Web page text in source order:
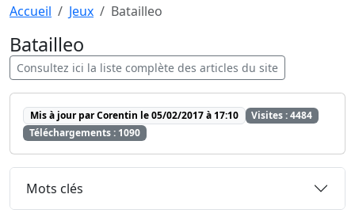
Aller au contenu principal
Accueil Jeux Batailleo
Batailleo
Consultez ici la liste complète des articles du site
Mis à jour par Corentin le 05/02/2017 à 17:10
Visites : 4484
Téléchargements : 1090
Mots clés